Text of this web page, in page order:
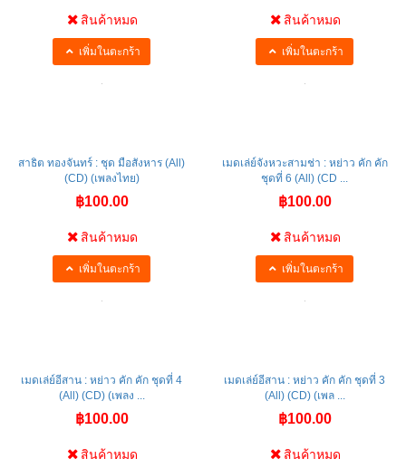
สินค้าหมด
เพิ่มในตะกร้า
สินค้าหมด
เพิ่มในตะกร้า
สาธิต ทองจันทร์ : ชุด มือสังหาร (All)
(CD) (เพลงไทย)
฿100.00
สินค้าหมด
เพิ่มในตะกร้า
เมดเล่ย์จังหวะสามช่า : หย่าว คัก คัก
ชุดที่ 6 (All) (CD ...
฿100.00
สินค้าหมด
เพิ่มในตะกร้า
เมดเล่ย์อีสาน : หย่าว คัก คัก ชุดที่ 4
(All) (CD) (เพลง ...
฿100.00
สินค้าหมด
เมดเล่ย์อีสาน : หย่าว คัก คัก ชุดที่ 3
(All) (CD) (เพล ...
฿100.00
สินค้าหมด